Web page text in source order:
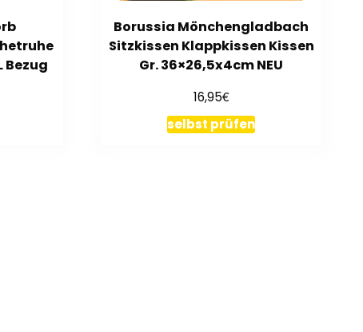
Bezug
Borussia Mönchengladbach
Sitzkissen Klappkissen Kissen
Gr. 36×26,5x4cm NEU
16,95€
selbst prüfen